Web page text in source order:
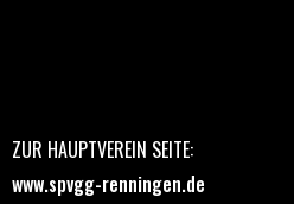
ZUR HAUPTVEREIN SEITE:
www.spvgg-renningen.de